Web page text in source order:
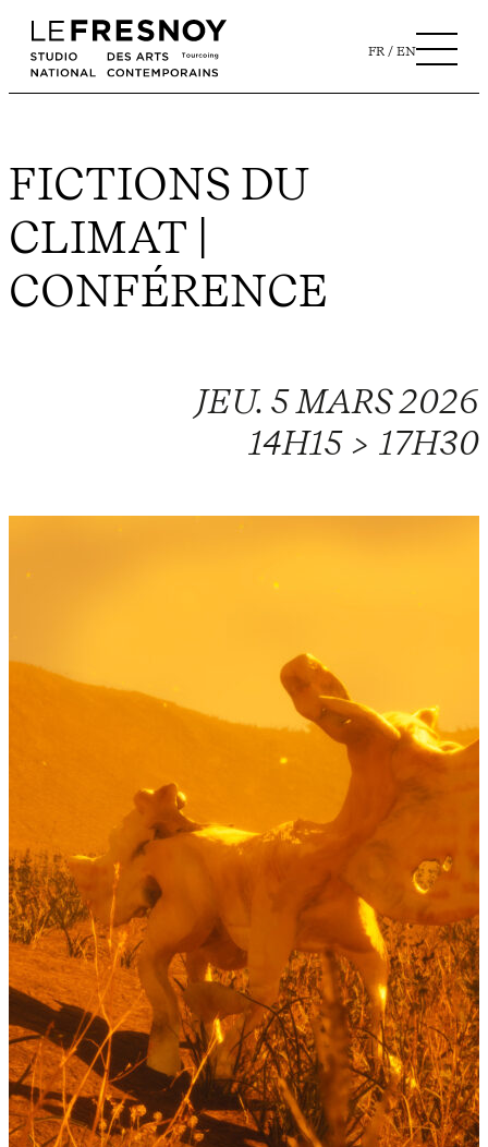
FR EN
FICTIONS DU
CLIMAT |
CONFÉRENCE
JEU. 5 MARS 2026
14H15 > 17H30